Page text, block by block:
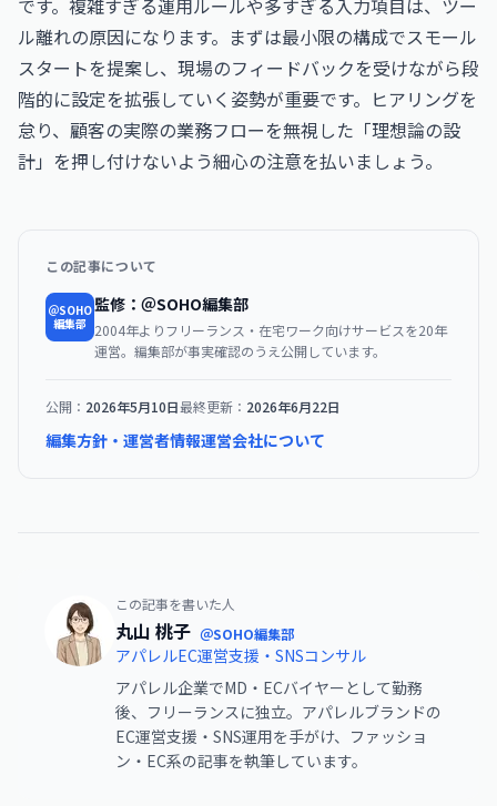
です。複雑すぎる運用ルールや多すぎる入力項目は、ツー
ル離れの原因になります。まずは最小限の構成でスモール
スタートを提案し、現場のフィードバックを受けながら段
階的に設定を拡張していく姿勢が重要です。ヒアリングを
怠り、顧客の実際の業務フローを無視した「理想論の設
計」を押し付けないよう細心の注意を払いましょう。
この記事について
＠SOHO
編集部
監修：＠SOHO編集部
2004年よりフリーランス・在宅ワーク向けサービスを20年
運営。編集部が事実確認のうえ公開しています。
公開： 2026年5月10日最終更新： 2026年6月22日
編集方針・運営者情報運営会社について
この記事を書いた人
丸山 桃子 ＠SOHO編集部
アパレルEC運営支援・SNSコンサル
アパレル企業でMD・ECバイヤーとして勤務
後、フリーランスに独立。アパレルブランドの
EC運営支援・SNS運用を手がけ、ファッショ
ン・EC系の記事を執筆しています。